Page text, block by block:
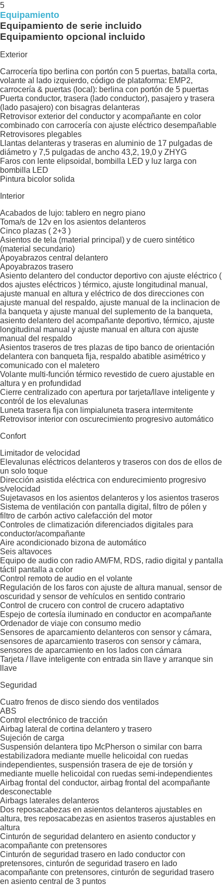
5
Equipamiento
Equipamiento de serie incluido
Equipamiento opcional incluido
Exterior
Carrocería tipo berlina con portón con 5 puertas, batalla corta,
volante al lado izquierdo, código de plataforma: EMP2,
carrocería & puertas (local): berlina con portón de 5 puertas
Puerta conductor, trasera (lado conductor), pasajero y trasera
(lado pasajero) con bisagras delanteras
Retrovisor exterior del conductor y acompañante en color
combinado con carrocería con ajuste eléctrico desempañable
Retrovisores plegables
Llantas delanteras y traseras en aluminio de 17 pulgadas de
diámetro y 7,5 pulgadas de ancho 43,2, 19,0 y ZHYG
Faros con lente elipsoidal, bombilla LED y luz larga con
bombilla LED
Pintura bicolor solida
Interior
Acabados de lujo: tablero en negro piano
Toma/s de 12v en los asientos delanteros
Cinco plazas ( 2+3 )
Asientos de tela (material principal) y de cuero sintético
(material secundario)
Apoyabrazos central delantero
Apoyabrazos trasero
Asiento delantero del conductor deportivo con ajuste eléctrico (
dos ajustes eléctricos ) térmico, ajuste longitudinal manual,
ajuste manual en altura y eléctrico de dos direcciones con
ajuste manual del respaldo, ajuste manual de la inclinacion de
la banqueta y ajuste manual del suplemento de la banqueta,
asiento delantero del acompañante deportivo, térmico, ajuste
longitudinal manual y ajuste manual en altura con ajuste
manual del respaldo
Asientos traseros de tres plazas de tipo banco de orientación
delantera con banqueta fija, respaldo abatible asimétrico y
comunicado con el maletero
Volante multi-función térmico revestido de cuero ajustable en
altura y en profundidad
Cierre centralizado con apertura por tarjeta/llave inteligente y
contról de los elevalunas
Luneta trasera fija con limpialuneta trasera intermitente
Retrovisor interior con oscurecimiento progresivo automático
Confort
Limitador de velocidad
Elevalunas eléctricos delanteros y traseros con dos de ellos de
un solo toque
Dirección asistida eléctrica con endurecimiento progresivo
s/velocidad
Sujetavasos en los asientos delanteros y los asientos traseros
Sistema de ventilación con pantalla digital, filtro de pólen y
filtro de carbón activo calefacción del motor
Controles de climatización diferenciados digitales para
conductor/acompañante
Aire acondicionado bizona de automático
Seis altavoces
Equipo de audio con radio AM/FM, RDS, radio digital y pantalla
táctil pantalla a color
Control remoto de audio en el volante
Regulación de los faros con ajuste de altura manual, sensor de
oscuridad y sensor de vehículos en sentido contrario
Control de crucero con control de crucero adaptativo
Espejo de cortesía iluminado en conductor en acompañante
Ordenador de viaje con consumo medio
Sensores de aparcamiento delanteros con sensor y cámara,
sensores de aparcamiento traseros con sensor y cámara,
sensores de aparcamiento en los lados con cámara
Tarjeta / llave inteligente con entrada sin llave y arranque sin
llave
Seguridad
Cuatro frenos de disco siendo dos ventilados
ABS
Control electrónico de tracción
Airbag lateral de cortina delantero y trasero
Sujeción de carga
Suspensión delantera tipo McPherson o similar con barra
estabilizadora mediante muelle helicoidal con ruedas
independientes, suspensión trasera de eje de torsión y
mediante muelle helicoidal con ruedas semi-independientes
Airbag frontal del conductor, airbag frontal del acompañante
desconectable
Airbags laterales delanteros
Dos reposacabezas en asientos delanteros ajustables en
altura, tres reposacabezas en asientos traseros ajustables en
altura
Cinturón de seguridad delantero en asiento conductor y
acompañante con pretensores
Cinturón de seguridad trasero en lado conductor con
pretensores, cinturón de seguridad trasero en lado
acompañante con pretensores, cinturón de seguridad trasero
en asiento central de 3 puntos